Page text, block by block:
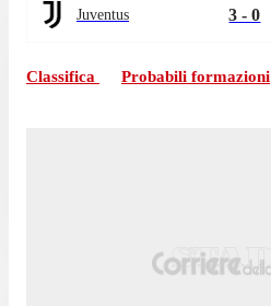
Juventus 3 - 0
Classifica Probabili formazioni